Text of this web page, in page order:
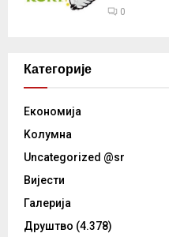
0
Категорије
Eкономија
Kолумнa
Uncategorized @sr
Вијести
Галерија
Друштво (4.378)